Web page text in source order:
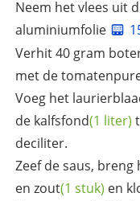
Neem het vlees uit
aluminiumfolie
Verhit 40 gram
met de
Voeg het
de kalfsfond(1 liter)
deciliter.
Zeef de saus,
en zout(1 stuk) en